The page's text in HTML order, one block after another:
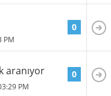
PM
0
aranıyor
PM
0